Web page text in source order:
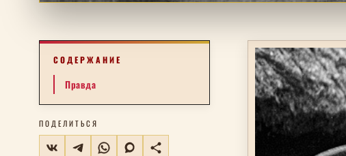
СОДЕРЖАНИЕ
Правда
ПОДЕЛИТЬСЯ